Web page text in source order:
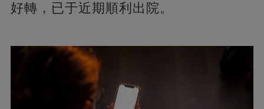
好轉，已于近期順利出院。